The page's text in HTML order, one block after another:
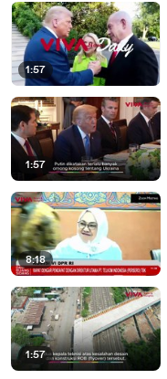
1:57
1:57
8:18
1:57